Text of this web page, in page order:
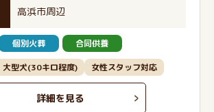
高浜市周辺
個別火葬 合同供養
大型犬(30キロ程度) 女性スタッフ対応
詳細を見る